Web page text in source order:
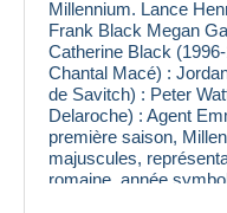
Millennium. Lance
Frank Black Megan
Catherine Black
Chantal Macé) :
de Savitch) : Peter
Delaroche) : Agent
première saison,
majuscules,
romaine, année
enquêtes de Frank